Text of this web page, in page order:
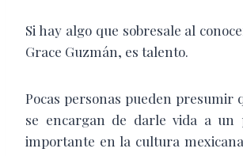
Si hay algo que sobresale al
Grace Guzmán, es talento.
Pocas personas pueden presumir
se encargan de darle vida a un
importante en la cultura